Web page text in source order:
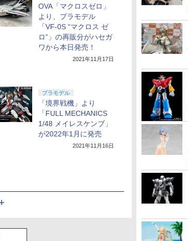
OVA「マクロスゼロ」
より、プラモデル
「VF-0S “マクロス ゼ
ロ”」の再販分がハセガ
ワから本日発売！
2021年11月17日
プラモデル
「境界戦機」より
「FULL MECHANICS
1/48 メイレスケンブ」
が2022年1月に発売
2021年11月16日